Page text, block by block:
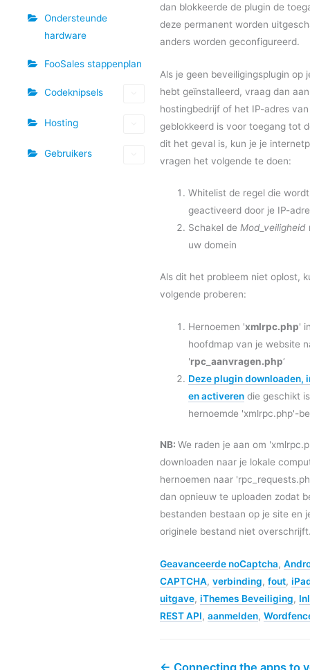
Ondersteunde
hardware
FooSales stappenplan
Codeknipsels
Hosting
Gebruikers
dan blokkeerde de plugin de
deze permanent worden
anders worden geconfigureerd.
Als je geen beveiligingsplugin op
hebt geïnstalleerd, vraag dan
hostingbedrijf of het IP-adres
geblokkeerd is voor toegang tot
dit het geval is, kun je je
vragen het volgende te doen:
Whitelist de regel die wordt
geactiveerd door je IP-
Schakel deMod_veiligheid
uw domein
Als dit het probleem niet oplost,
volgende proberen:
Hernoemen 'xmlrpc.php'
hoofdmap van je website
'rpc_aanvragen.php‘
Deze plugin downloaden,
en activeren die geschikt
hernoemde 'xmlrpc.php'-
NB: We raden je aan om
downloaden naar je lokale
hernoemen naar
dan opnieuw te uploaden zodat
bestanden bestaan op je site en
originele bestand niet
Geavanceerde noCaptcha,
CAPTCHA, verbinding, fout,
uitgave, iThemes Beveiliging,
REST API, aanmelden,